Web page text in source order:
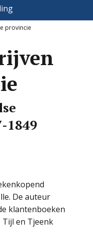
provincie
1849
De auteur
klantenboeken
Tijl en Tjeenk